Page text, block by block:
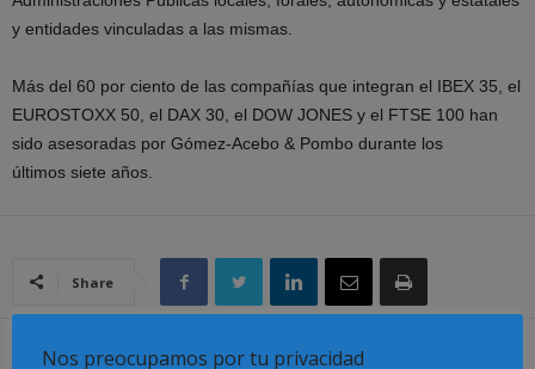
y entidades vinculadas a las mismas.
Más del 60 por ciento de las compañías que integran el IBEX 35, el
EUROSTOXX 50, el DAX 30, el DOW JONES y el FTSE 100 han
sido asesoradas por Gómez-Acebo & Pombo durante los
últimos siete años.
Share
Artículo anterior
Nos preocupamos por tu privacidad